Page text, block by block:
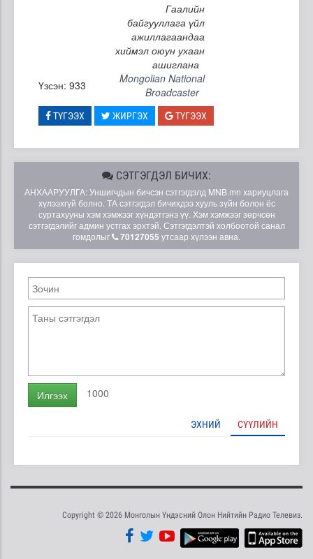
Гаалийн
байгууллага үйл
ажиллагаандаа
хиймэл оюун ухаан
ашиглана
Үзсэн: 933
Mongolian National
Broadcaster
ТҮГЭЭХ ЖИРГЭХ ТҮГЭЭХ
СЭТГЭГДЭЛ БИЧИХ:
АНХААРУУЛГА: Уншигчдын бичсэн сэтгэгдэлд MNB.mn хариуцлага
хүлээхгүй болно. ТА сэтгэгдэл бичихдээ хууль зүйн болон ёс
суртахууны хэм хэмжээг хүндэтгэнэ үү. Хэм хэмжээг зөрчсөн
сэтгэгдэлийг админ устгах эрхтэй. Сэтгэгдэлтэй холбоотой санал
гомдолыг
70127055 утсаар хүлээн авна.
Илгээх 1000
ЭХНИЙ СҮҮЛИЙН
Copyright © 2026 Монголын Үндэсний Олон Нийтийн Радио Телевиз.